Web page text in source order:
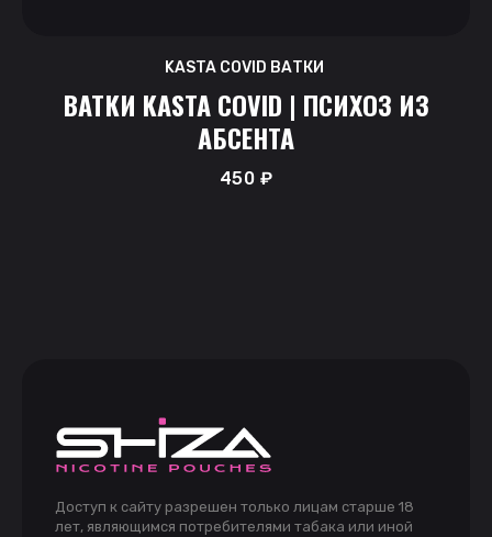
KASTA COVID ВАТКИ
ВАТКИ KASTA COVID | ПСИХОЗ ИЗ
АБСЕНТА
450 ₽
Доступ к сайту разрешен только лицам старше 18
лет, являющимся потребителями табака или иной